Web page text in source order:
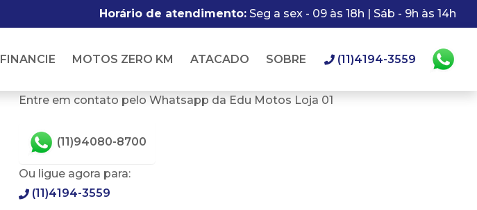
Horário de atendimento: Seg a sex - 09 às 18h | Sáb - 9h às 14h
FINANCIE MOTOS ZERO KM ATACADO SOBRE (11)4194-3559
Entre em contato pelo Whatsapp da Edu Motos Loja 01
(11)94080-8700
Ou ligue agora para:
(11)4194-3559